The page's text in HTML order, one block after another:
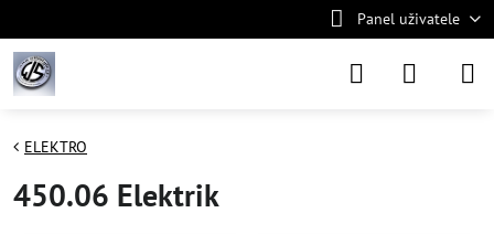
Panel uživatele
ELEKTRO
450.06 Elektrik